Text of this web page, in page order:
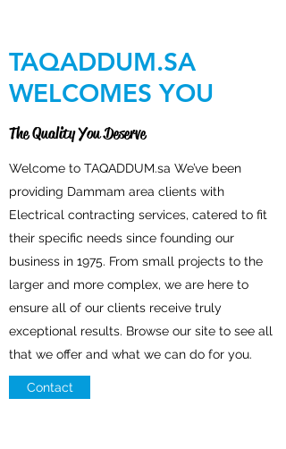
TAQADDUM.SA
WELCOMES YOU
The Quality You Deserve
Welcome to TAQADDUM.sa We’ve been
providing Dammam area clients with
Electrical contracting services, catered to fit
their specific needs since founding our
business in 1975. From small projects to the
larger and more complex, we are here to
ensure all of our clients receive truly
exceptional results. Browse our site to see all
that we offer and what we can do for you.
Contact